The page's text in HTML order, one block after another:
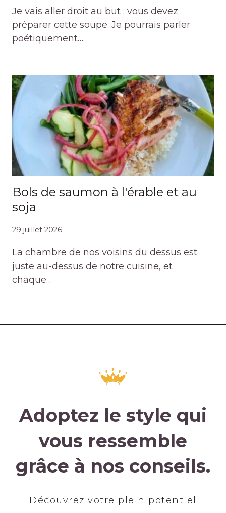
Je vais aller droit au but : vous devez
préparer cette soupe. Je pourrais parler
poétiquement…
Bols de saumon à l'érable et au
soja
29 juillet 2026
La chambre de nos voisins du dessus est
juste au-dessus de notre cuisine, et
chaque…
Adoptez le style qui
vous ressemble
grâce à nos conseils.
Découvrez votre plein potentiel